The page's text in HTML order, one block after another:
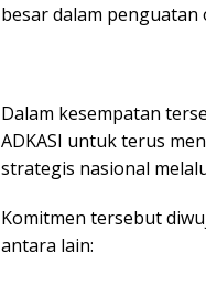
besar dalam penguatan
Dalam kesempatan
ADKASI untuk terus
strategis nasional
Komitmen tersebut
antara lain: